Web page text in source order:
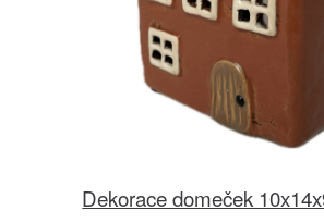
Dekorace domeček